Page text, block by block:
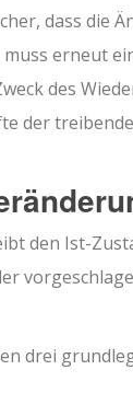
dass die
erneut
des
der
den Ist-
drei